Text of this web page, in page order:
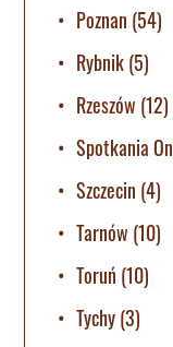
Poznan (54)
Rybnik(5)
Rzeszów (12)
Spotkania
Szczecin (4)
Tarnów (10)
Toruń (10)
Tychy(3)